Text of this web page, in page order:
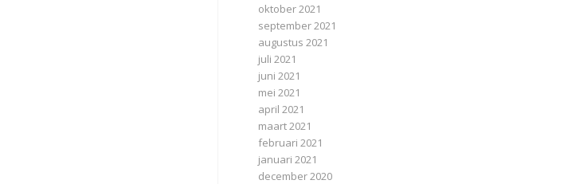
oktober 2021
september 2021
augustus 2021
juli 2021
juni 2021
mei 2021
april 2021
maart 2021
februari 2021
januari 2021
december 2020